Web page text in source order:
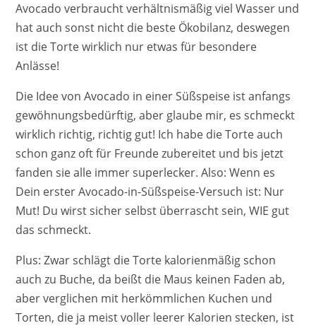
Avocado verbraucht verhältnismäßig viel Wasser und
hat auch sonst nicht die beste Ökobilanz, deswegen
ist die Torte wirklich nur etwas für besondere
Anlässe!
Die Idee von Avocado in einer Süßspeise ist anfangs
gewöhnungsbedürftig, aber glaube mir, es schmeckt
wirklich richtig, richtig gut! Ich habe die Torte auch
schon ganz oft für Freunde zubereitet und bis jetzt
fanden sie alle immer superlecker. Also: Wenn es
Dein erster Avocado-in-Süßspeise-Versuch ist: Nur
Mut! Du wirst sicher selbst überrascht sein, WIE gut
das schmeckt.
Plus: Zwar schlägt die Torte kalorienmäßig schon
auch zu Buche, da beißt die Maus keinen Faden ab,
aber verglichen mit herkömmlichen Kuchen und
Torten, die ja meist voller leerer Kalorien stecken, ist